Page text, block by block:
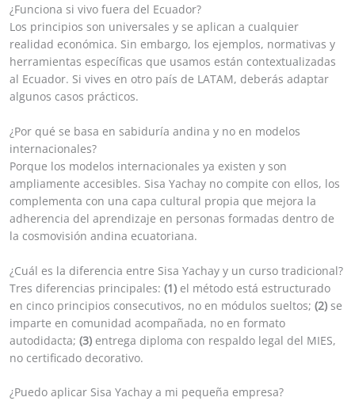
¿Funciona si vivo fuera del Ecuador?
Los principios son universales y se aplican a cualquier
realidad económica. Sin embargo, los ejemplos, normativas y
herramientas específicas que usamos están contextualizadas
al Ecuador. Si vives en otro país de LATAM, deberás adaptar
algunos casos prácticos.
¿Por qué se basa en sabiduría andina y no en modelos
internacionales?
Porque los modelos internacionales ya existen y son
ampliamente accesibles. Sisa Yachay no compite con ellos, los
complementa con una capa cultural propia que mejora la
adherencia del aprendizaje en personas formadas dentro de
la cosmovisión andina ecuatoriana.
¿Cuál es la diferencia entre Sisa Yachay y un curso tradicional?
Tres diferencias principales:(1) el método está estructurado
en cinco principios consecutivos, no en módulos sueltos;(2) se
imparte en comunidad acompañada, no en formato
autodidacta;(3) entrega diploma con respaldo legal del MIES,
no certificado decorativo.
¿Puedo aplicar Sisa Yachay a mi pequeña empresa?